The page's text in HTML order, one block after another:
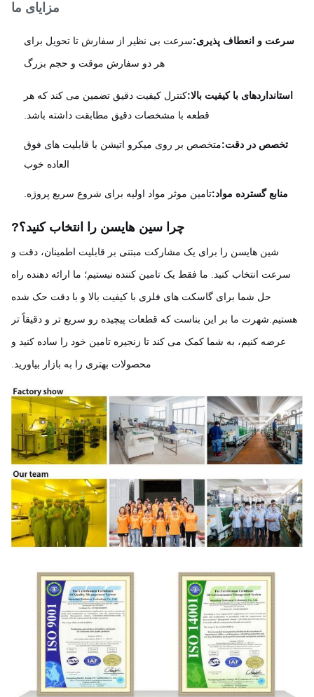
مزایای ما
و انعطاف پذیری:سرعت بی نظیر از سفارش تا تحویل برای
هر دو سفارش موقت و حجم بزرگ
با کیفیت بالا:کنترل کیفیت دقیق تضمین می کند که هر
قطعه با مشخصات دقیق مطابقت داشته باشد.
تخصص در دقت: متخصص بر روی میکرو اتیشن با قابلیت های فوق
العاده خوب
منابع گسترده مواد: تامین موثر مواد اولیه برای شروع سریع پروژه.
چرا سین هایسن را انتخاب کنید؟?
شین هایسن را برای یک مشارکت مبتنی بر قابلیت اطمینان، دقت و
سرعت انتخاب کنید. ما فقط یک تامین کننده نیستیم؛ ما ارائه دهنده راه
حل شما برای گاسکت های فلزی با کیفیت بالا و با دقت حک شده
ما بر اين بناست که قطعات پيچيده رو سريع تر و دقيقاً تر
عرضه کنيم، به شما کمک می کند تا زنجیره تامین خود را ساده کنید و
محصولات بهتری را به بازار بیاورید.